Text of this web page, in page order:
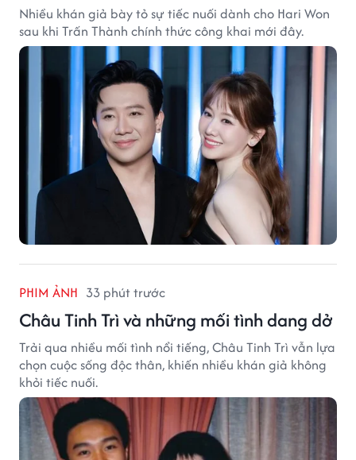
Nhiều khán giả bày tỏ sự tiếc nuối dành cho Hari Won
sau khi Trấn Thành chính thức công khai mới đây.
PHIM ẢNH 33 phút trước
Châu Tinh Trì và những mối tình dang dở
Trải qua nhiều mối tình nổi tiếng, Châu Tinh Trì vẫn lựa
chọn cuộc sống độc thân, khiến nhiều khán giả không
khỏi tiếc nuối.